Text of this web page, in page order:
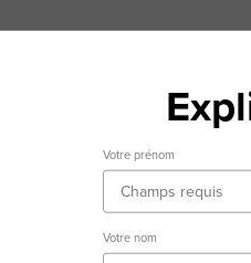
Votre prénom
Votre nom